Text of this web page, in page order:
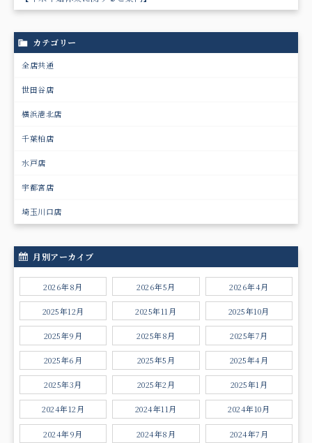
カテゴリー
全店共通
世田谷店
横浜港北店
千葉柏店
水戸店
宇都宮店
埼玉川口店
月別アーカイブ
2026年8月 2026年5月 2026年4月
2025年12月 2025年11月 2025年10月
2025年9月 2025年8月 2025年7月
2025年6月 2025年5月 2025年4月
2025年3月 2025年2月 2025年1月
2024年12月 2024年11月 2024年10月
2024年9月 2024年8月 2024年7月